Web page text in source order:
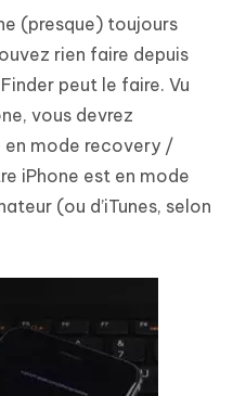
(presque) toujours
rien faire depuis
peut le faire. Vu
vous devrez
mode recovery /
iPhone est en mode
(ou d’iTunes, selon